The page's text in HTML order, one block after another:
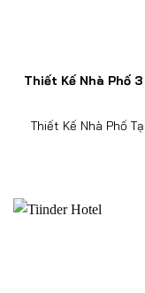
Thiết Kế Nhà Phố
Thiết Kế Nhà Phố